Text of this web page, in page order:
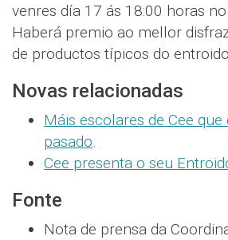
venres día 17 ás 18:00 horas
Haberá premio ao mellor
de productos típicos do
Novas relacionadas
Máis escolares de Cee
pasado.
Cee presenta o seu
Fonte
Nota de prensa da